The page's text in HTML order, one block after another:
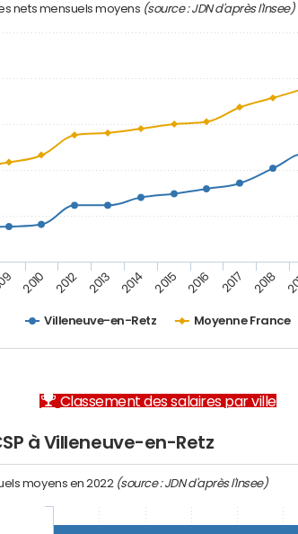
nets mensuels moyens (source : JDN d'après l'Insee)
Villeneuve-en-Retz Moyenne France
2010 2012 2013 2014 2015 2016 2017 2018
Classement des salaires par ville
à Villeneuve-en-Retz
moyens en 2022 (source : JDN d'après l'Insee)